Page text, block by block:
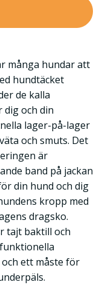
många hundar att
hundtäcket
de kalla
och din
lager-på-lager
och smuts. Det
är
band på jackan
din hund och dig
kropp med
dragsko.
tajt baktill och
ett måste för